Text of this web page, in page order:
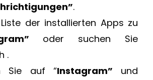
.
der installierten Apps zu
oder suchen Sie
.
Sie auf “Instagram” und